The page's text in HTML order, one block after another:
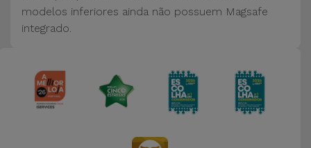
modelos inferiores ainda não possuem Magsafe
integrado.